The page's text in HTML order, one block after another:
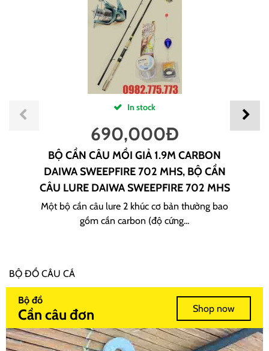
In stock
690,000Đ
BỘ CẦN CÂU MỒI GIẢ 1.9M CARBON
DAIWA SWEEPFIRE 702 MHS, BỘ CẦN
CÂU LURE DAIWA SWEEPFIRE 702 MHS
Một bộ cần câu lure 2 khúc cơ bản thường bao
gồm cần carbon (độ cứng...
BỘ ĐỒ CÂU CÁ
Bộ đồ
Cần câu đơn Shop now